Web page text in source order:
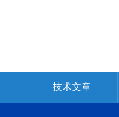
技术文章